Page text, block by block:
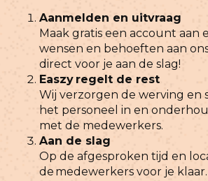
Aanmelden en uitvraag
Maak gratis een account aan
wensen en behoeften aan
direct voor je aan de slag!
Easzy regelt de rest
Wij verzorgen de werving en
het personeel in en
met de medewerkers.
Aan de slag
Op de afgesproken tijd en
de medewerkers voor je